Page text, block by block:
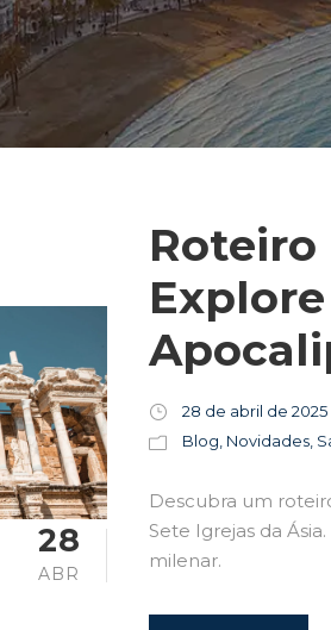
28
ABR
28 de abril de 2025
Blog Novidades
Descubra um
Sete Igrejas da
milenar.